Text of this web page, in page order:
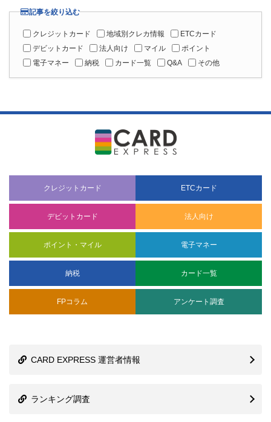
記事を絞り込む
クレジットカード 地域別クレカ情報
ETCカード
デビットカード
法人向け マイル
ポイント
電子マネー
納税 カード一覧 Q&A その他
クレジットカード ETCカード
デビットカード 法人向け
ポイント・マイル 電子マネー
納税 カード一覧
FPコラム アンケート調査
CARD EXPRESS 運営者情報
ランキング調査